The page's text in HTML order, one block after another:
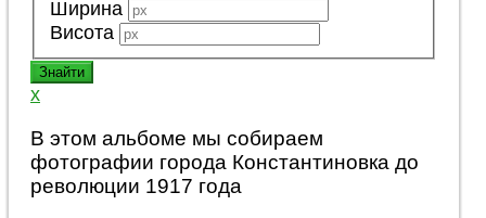
Ширина
Висота
x
В этом альбоме мы собираем
фотографии города Константиновка до
революции 1917 года